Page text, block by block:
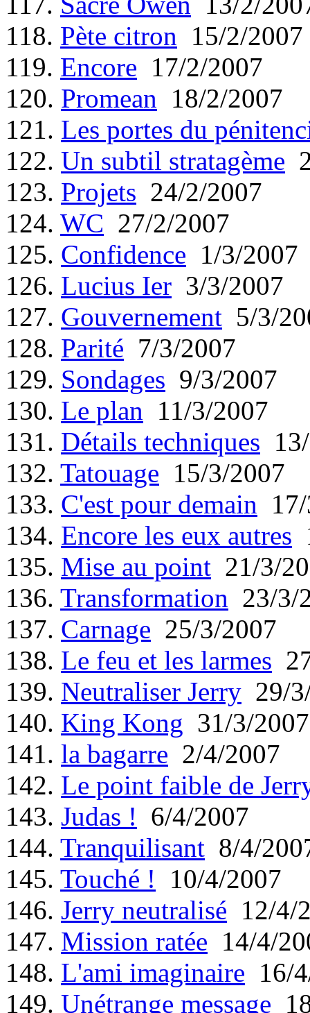
118. Pète citron 15/2/2007
119. Encore 17/2/2007
120. Promean 18/2/2007
121. Les portes du
122. Un subtil stratagème
123. Projets 24/2/2007
124. WC 27/2/2007
125. Confidence 1/3/2007
126. Lucius Ier 3/3/2007
127. Gouvernement 5/3/
128. Parité 7/3/2007
129. Sondages 9/3/2007
130. Le plan 11/3/2007
131. Détails techniques
132. Tatouage 15/3/2007
133. C'est pour demain
134. Encore les eux autres
135. Mise au point 21/3/
136. Transformation 23/3/
137. Carnage 25/3/2007
138. Le feu et les larmes
139. Neutraliser Jerry 29/
140. King Kong 31/3/2007
141. la bagarre 2/4/2007
142. Le point faible de
143. Judas ! 6/4/2007
144. Tranquilisant 8/4/
145. Touché ! 10/4/2007
146. Jerry neutralisé 12/4/
147. Mission ratée 14/4/
148. L'ami imaginaire 16/
149. Unétrange message